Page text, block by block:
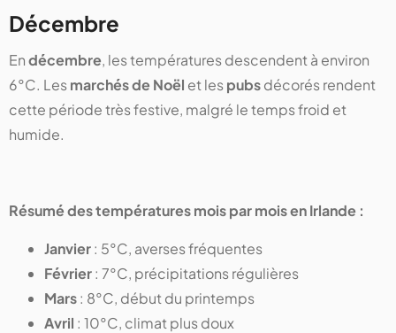
Décembre
Endécembre, les températures descendent à environ
6°C. Lesmarchés de Noël et lespubsdécorés rendent
cette période très festive, malgré le temps froid et
humide.
Résumé des températures mois par mois en Irlande :
Janvier: 5°C, averses fréquentes
Février: 7°C, précipitations régulières
Mars: 8°C, début du printemps
Avril : 10°C, climat plus doux